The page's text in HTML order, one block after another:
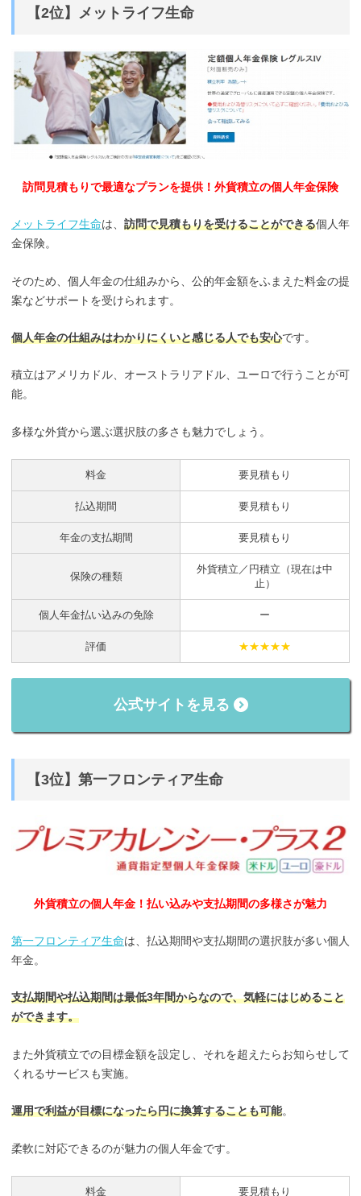
【2位】メットライフ生命
訪問見積もりで最適なプランを提供！外貨積立の個人年金保険
メットライフ生命は、 訪問で見積もりを受けることができる個人年
金保険。
そのため、個人年金の仕組みから、公的年金額をふまえた料金の提
案などサポートを受けられます。
個人年金の仕組みはわかりにくいと感じる人でも安心です。
積立はアメリカドル、オーストラリアドル、ユーロで行うことが可
能。
多様な外貨から選ぶ選択肢の多さも魅力でしょう。
料金 要見積もり
払込期間 要見積もり
年金の支払期間 要見積もり
保険の種類
外貨積立／円積立（現在は中
止）
個人年金払い込みの免除 ー
評価 ★★★★★
公式サイトを見る
【3位】第一フロンティア生命
外貨積立の個人年金！払い込みや支払期間の多様さが魅力
第一フロンティア生命は、払込期間や支払期間の選択肢が多い個人
年金。
支払期間や払込期間は最低3年間からなので、気軽にはじめること
ができます。
また外貨積立での目標金額を設定し、それを超えたらお知らせして
くれるサービスも実施。
運用で利益が目標になったら円に換算することも可能。
柔軟に対応できるのが魅力の個人年金です。
料金 要見積もり